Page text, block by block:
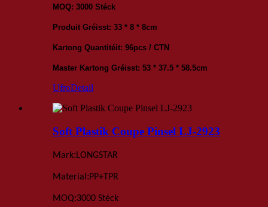
MOQ: 3000 Stéck
Produit Gréisst: 33 * 8 * 8cm
Kartong Quantitéit: 96pcs / CTN
Master Kartong Gréisst: 53 * 37.5 * 58.5cm
UfroDetail
Soft Plastik Coupe Pinsel LJ-2923
Mark:LONGSTAR
Material :PP+TPR
MOQ:3000 Stéck